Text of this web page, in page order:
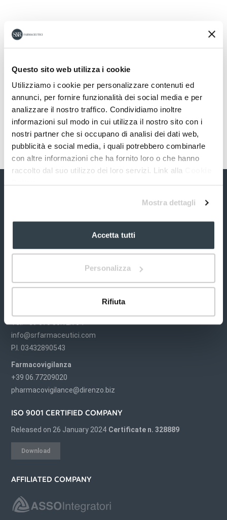
Questo sito web utilizza i cookie
Utilizziamo i cookie per personalizzare contenuti ed
annunci, per fornire funzionalità dei social media e per
analizzare il nostro traffico. Condividiamo inoltre
informazioni sul modo in cui utilizza il nostro sito con i
nostri partner che si occupano di analisi dei dati web,
pubblicità e social media, i quali potrebbero combinarle
con altre informazioni che ha fornito loro o che hanno
raccolto dal suo utilizzo dei loro servizi. Link alla
Mostra dettagli
Accetta tutti
Personalizza
Rifiuta
S&R Farmaceutici S.p.A.
Via dei Pioppi, 2
Tel. +39 075 80.12.764
info@srfarmaceutici.com
P.I. 03432890543
Farmacovigilanza
+39 06.77209020
pharmacovigilance@direnzo.biz
ISO 9001 CERTIFIED COMPANY
Released on 26 January 2024 Certificate n. 328889
Download
AFFILIATED COMPANY